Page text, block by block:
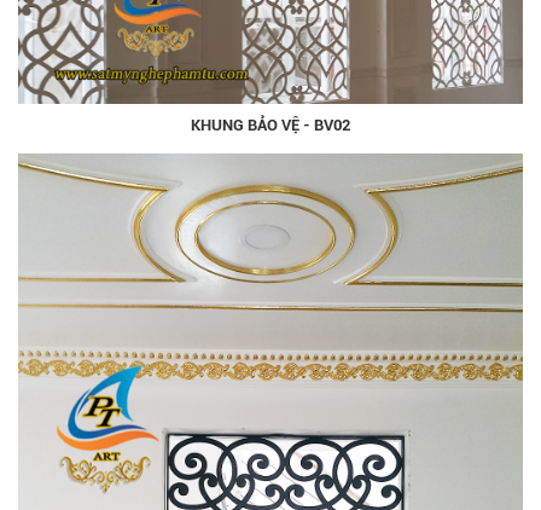
KHUNG BẢO VỆ - BV02